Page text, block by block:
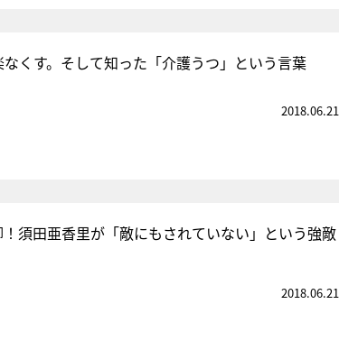
くす。そして知った「介護うつ」という言葉
2018.06.21
須田亜香里が「敵にもされていない」という強敵
2018.06.21